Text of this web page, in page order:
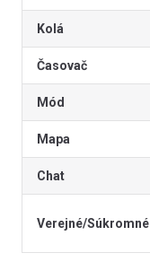
Kolá
Časovač
Mód
Mapa
Chat
Verejné/Súkromné